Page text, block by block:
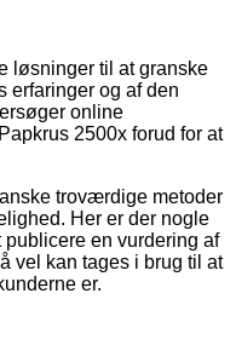
løsninger til at granske
erfaringer og af den
online
2500x forud for at
troværdige metoder
Her er der nogle
en vurdering af
vel kan tages i brug til at
er.